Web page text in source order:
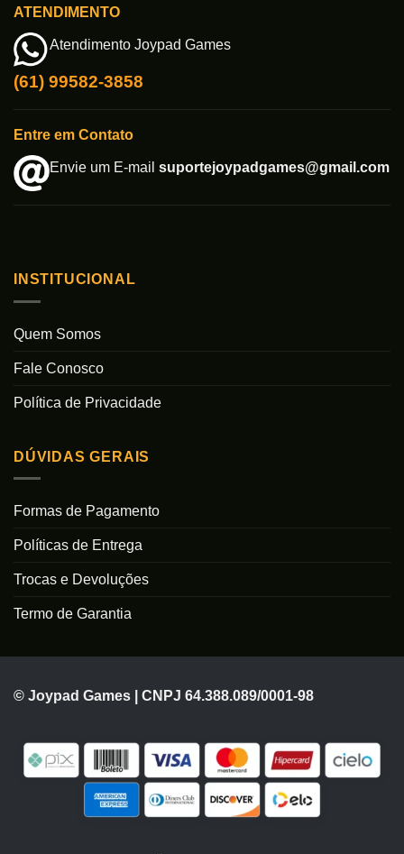
ATENDIMENTO
Atendimento Joypad Games
(61) 99582-3858
Entre em Contato
Envie um E-mail suportejoypadgames@gmail.com
INSTITUCIONAL
Quem Somos
Fale Conosco
Política de Privacidade
DÚVIDAS GERAIS
Formas de Pagamento
Políticas de Entrega
Trocas e Devoluções
Termo de Garantia
© Joypad Games | CNPJ 64.388.089/0001-98